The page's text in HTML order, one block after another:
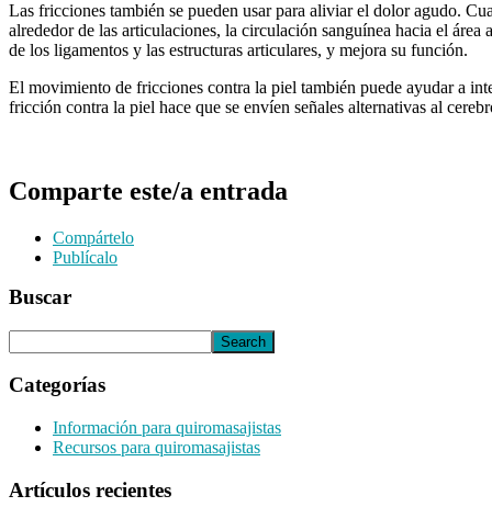
Las fricciones también se pueden usar para aliviar el dolor agudo.
alrededor de las articulaciones, la circulación sanguínea hacia el
de los ligamentos y las estructuras articulares, y mejora su función.
El movimiento de fricciones contra la piel también puede ayudar a
fricción contra la piel hace que se envíen señales alternativas al
Comparte este/a entrada
Compártelo
Publícalo
Buscar
Categorías
Información para quiromasajistas
Recursos para quiromasajistas
Artículos recientes